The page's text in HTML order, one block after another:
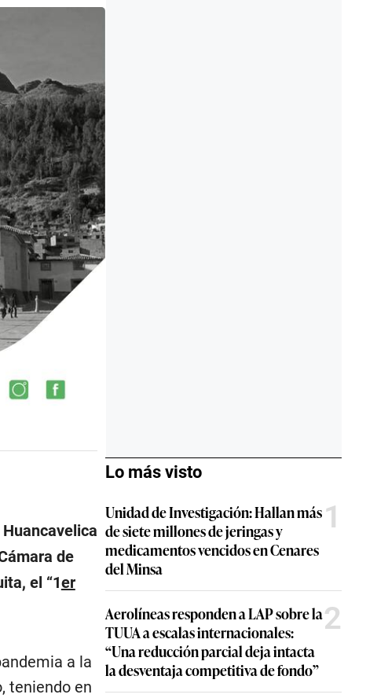
de
el “1er
a la
teniendo en
Lo más visto
Unidad de Investigación: Hallan más
de siete millones de jeringas y
medicamentos vencidos en Cenares
del Minsa
1
Aerolíneas responden a LAP sobre la
TUUA a escalas internacionales:
“Una reducción parcial deja intacta
la desventaja competitiva de fondo”
2